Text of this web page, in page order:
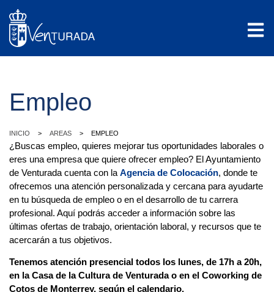
Empleo
INICIO > AREAS > EMPLEO
¿Buscas empleo, quieres mejorar tus oportunidades laborales o
eres una empresa que quiere ofrecer empleo? El Ayuntamiento
de Venturada cuenta con la Agencia de Colocación, donde te
ofrecemos una atención personalizada y cercana para ayudarte
en tu búsqueda de empleo o en el desarrollo de tu carrera
profesional. Aquí podrás acceder a información sobre las
últimas ofertas de trabajo, orientación laboral, y recursos que te
acercarán a tus objetivos.
Tenemos atención presencial todos los lunes, de 17h a 20h,
en la Casa de la Cultura de Venturada o en el Coworking de
Cotos de Monterrey, según el calendario.